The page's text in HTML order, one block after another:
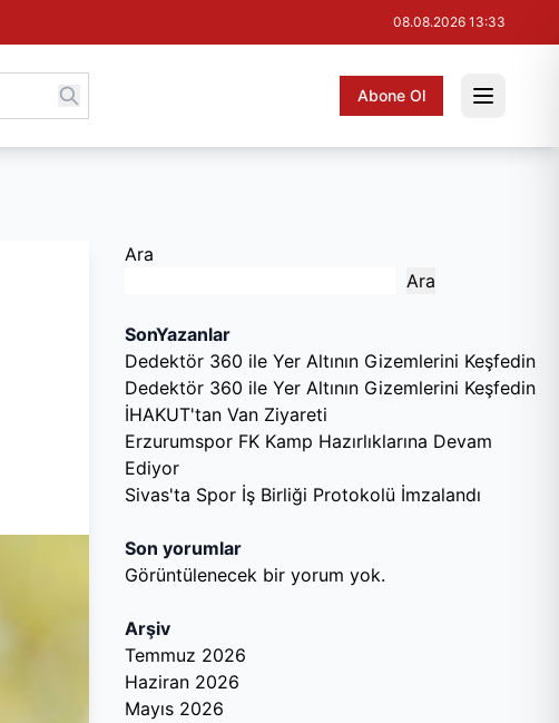
08.08.2026 13:33
Abone Ol
Ara
Ara
SonYazanlar
Dedektör 360 ile Yer Altının Gizemlerini Keşfedin
Dedektör 360 ile Yer Altının Gizemlerini Keşfedin
İHAKUT'tan Van Ziyareti
Erzurumspor FK Kamp Hazırlıklarına Devam
Ediyor
Sivas'ta Spor İş Birliği Protokolü İmzalandı
Son yorumlar
Görüntülenecek bir yorum yok.
Arşiv
Temmuz 2026
Haziran 2026
Mayıs 2026